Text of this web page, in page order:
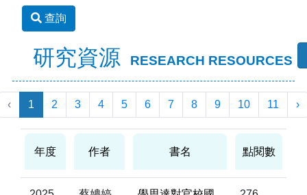
查詢
研究資源 RESEARCH RESOURCES
‹ 1 2 3 4 5 6 7 8 9 10 11 ›
年度 作者 書名 點閱數